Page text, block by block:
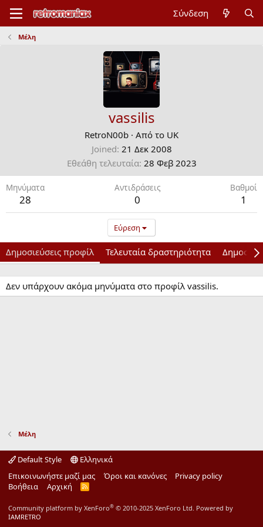
Σύνδεση
Μέλη
vassilis
RetroN00b · Από το UK
Joined 21 Δεκ 2008
Εθεάθη τελευταία 28 Φεβ 2023
Μηνύματα
28
Αντιδράσεις
0
Bαθμοί
1
Εύρεση
Δημοσιεύσεις προφίλ Τελευταία δραστηριότητα
Δεν υπάρχουν ακόμα μηνύματα στο προφίλ vassilis.
Μέλη
Default Style
Ελληνικά
Επικοινωνήστε μαζί μας
Όροι και κανόνες
Privacy policy
Βοήθεια
Αρχική
R
Community platform by XenForo® © 2010-2025 XenForo Ltd. Powered by
IAMRETRO